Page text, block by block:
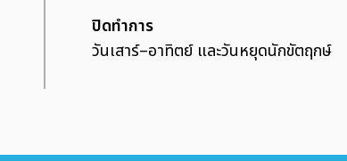
ปิดทำการ
วันเสาร์–อาทิตย์ และวันหยุดนักขัตฤกษ์